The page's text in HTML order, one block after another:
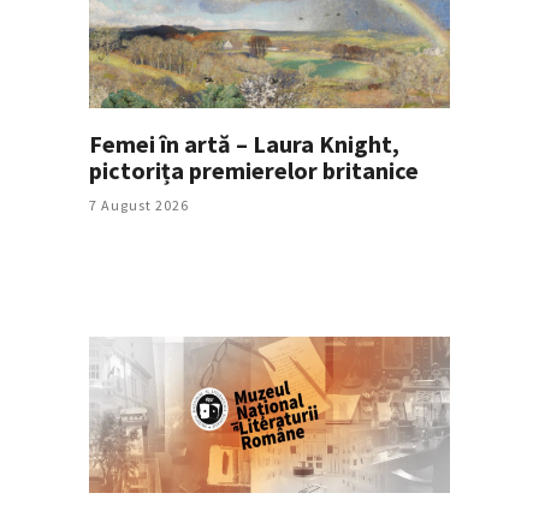
Femei în artă – Laura Knight,
pictorița premierelor britanice
7 August 2026